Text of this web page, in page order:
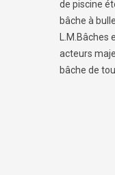
de piscine
bâche à
acteurs
bâche de